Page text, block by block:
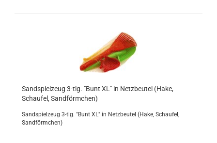
Sand­spiel­zeug 3-tlg. "Bunt XL" in Netz­beu­tel (Hake,
Schau­fel, Sand­förm­chen)
Sand­spiel­zeug 3-tlg. "Bunt XL" in Netz­beu­tel (Hake, Schau­fel,
Sand­förm­chen)